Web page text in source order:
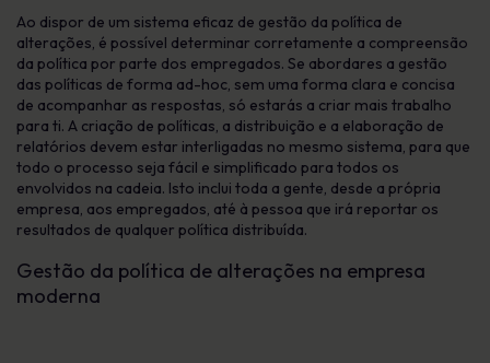
Ao dispor de um sistema eficaz de gestão da política de
alterações, é possível determinar corretamente a compreensão
da política por parte dos empregados. Se abordares a gestão
das políticas de forma ad-hoc, sem uma forma clara e concisa
de acompanhar as respostas, só estarás a criar mais trabalho
para ti. A criação de políticas, a distribuição e a elaboração de
relatórios devem estar interligadas no mesmo sistema, para que
todo o processo seja fácil e simplificado para todos os
envolvidos na cadeia. Isto inclui toda a gente, desde a própria
empresa, aos empregados, até à pessoa que irá reportar os
resultados de qualquer política distribuída.
Gestão da política de alterações na empresa
moderna